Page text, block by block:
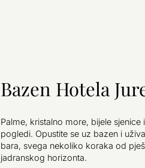
Bazen Hotela
Palme, kristalno more, bijele
pogledi. Opustite se uz bazen i
bara, svega nekoliko koraka od
jadranskog horizonta.